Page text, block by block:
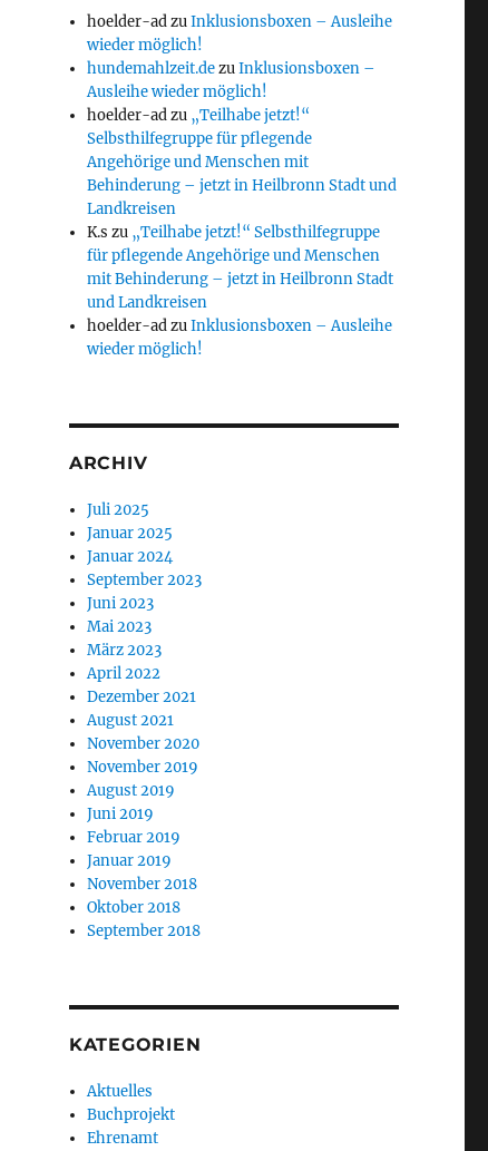
hoelder-adzuInklusionsboxen – Ausleihe
wieder möglich!
hundemahlzeit.dezuInklusionsboxen –
Ausleihe wieder möglich!
hoelder-adzu „Teilhabe jetzt!“
Selbsthilfegruppe für pflegende
Angehörige und Menschen mit
Behinderung – jetzt in Heilbronn Stadt und
Landkreisen
K.s zu „Teilhabe jetzt!“ Selbsthilfegruppe
für pflegende Angehörige und Menschen
mit Behinderung – jetzt in Heilbronn Stadt
und Landkreisen
hoelder-adzuInklusionsboxen – Ausleihe
wieder möglich!
ARCHIV
Juli 2025
Januar 2025
Januar 2024
September 2023
Juni 2023
Mai 2023
März 2023
April 2022
Dezember 2021
August 2021
November 2020
November 2019
August 2019
Juni 2019
Februar 2019
Januar 2019
November 2018
Oktober 2018
September 2018
KATEGORIEN
Aktuelles
Buchprojekt
Ehrenamt